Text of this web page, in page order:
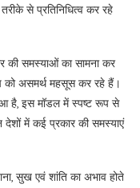
से प्रतिनिधित्व कर रहे
की समस्याओं का सामना कर
असमर्थ महसूस कर रहे हैं।
है, इस मॉडल में स्पष्ट रूप से
देशों में कई प्रकार की समस्याएं
सुख एवं शांति का अभाव होते